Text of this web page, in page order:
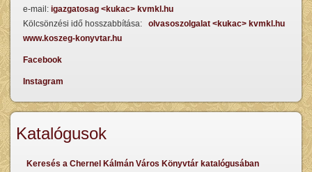
e-mail: igazgatosag <kukac> kvmkl.hu
Kölcsönzési idő hosszabbítása: olvasoszolgalat <kukac> kvmkl.hu
www.koszeg-konyvtar.hu
Facebook
Instagram
Katalógusok
Keresés a Chernel Kálmán Város Könyvtár katalógusában